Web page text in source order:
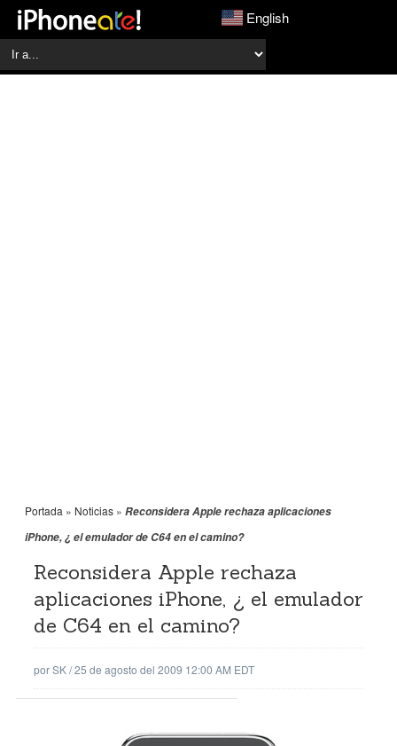
English
Portada » Noticias » Reconsidera Apple rechaza aplicaciones
iPhone, ¿ el emulador de C64 en el camino?
Reconsidera Apple rechaza
aplicaciones iPhone, ¿ el emulador
de C64 en el camino?
porSK/25 de agosto del 2009 12:00 AM EDT